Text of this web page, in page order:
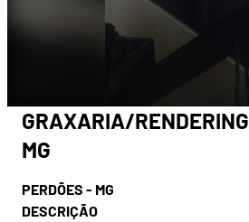
GRAXARIA/RENDERING
MG
PERDÕES - MG
DESCRIÇÃO